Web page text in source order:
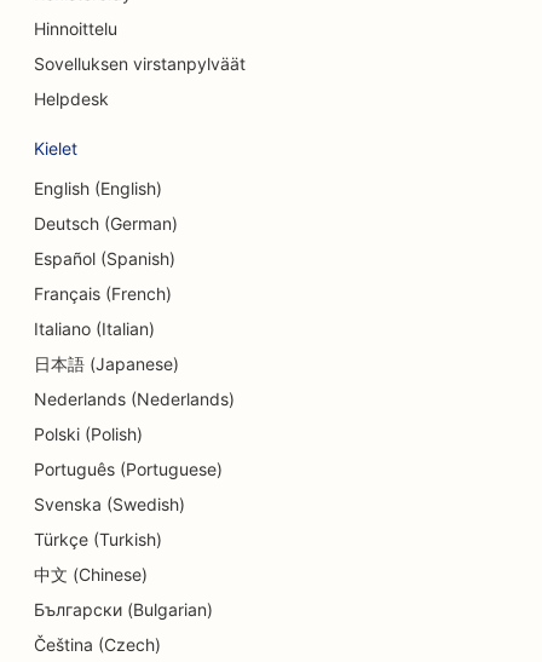
SEO konsulttiyrityksille
SEO Delisille
SEO tanssistudioille
SEO ihohiontapalveluille
SEO päiväkodeille
SEO hammaslääkäriklinikoille
SEO yksityiskohtien kaupoille
SEO Cupcake-kaupoille
Koulutus- ja lastenhoitopalvelujen SEO
SEO donitsikaupoille
SEO sähköasentajille
Hinnoittelu
Sovelluksen virstanpylväät
Helpdesk
Kielet
English (English)
Deutsch (German)
Español (Spanish)
Français (French)
Italiano (Italian)
日本語 (Japanese)
Nederlands (Nederlands)
Polski (Polish)
Português (Portuguese)
Svenska (Swedish)
Türkçe (Turkish)
中文 (Chinese)
Български (Bulgarian)
Čeština (Czech)